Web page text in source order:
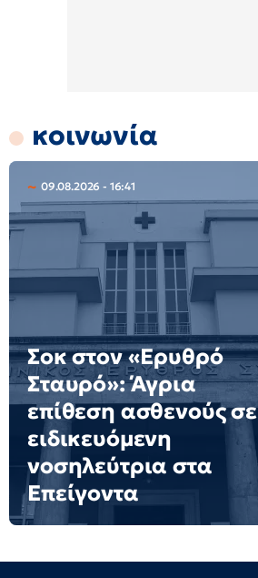
κοινωνία
09.08.2026 - 16:41
Σοκ στον «Ερυθρό
Σταυρό»: Άγρια
επίθεση ασθενούς σε
ειδικευόμενη
νοσηλεύτρια στα
Επείγοντα